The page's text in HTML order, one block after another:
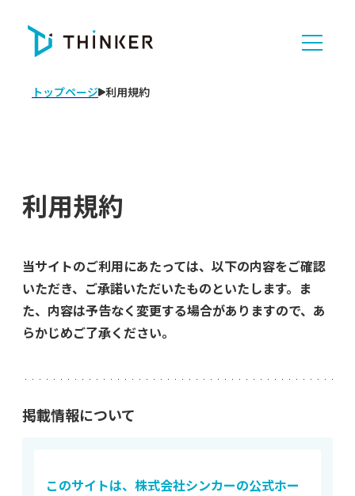
トップページ 利用規約
利用規約
当サイトのご利用にあたっては、以下の内容をご確認
いただき、ご承諾いただいたものといたします。ま
た、内容は予告なく変更する場合がありますので、あ
らかじめご了承ください。
掲載情報について
このサイトは、株式会社シンカーの公式ホー